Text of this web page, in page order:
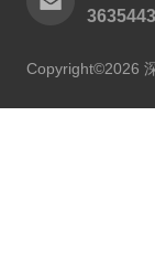
Copyright©2026